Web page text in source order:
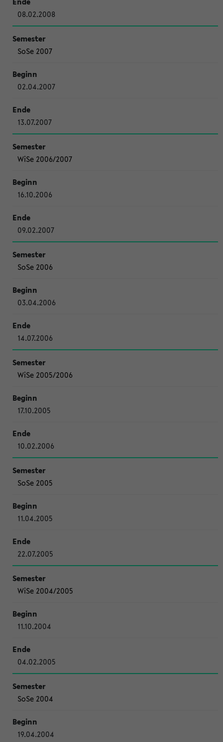
08.02.2008
SoSe 2007
02.04.2007
13.07.2007
WiSe 2006/2007
16.10.2006
09.02.2007
SoSe 2006
03.04.2006
14.07.2006
WiSe 2005/2006
17.10.2005
10.02.2006
SoSe 2005
11.04.2005
22.07.2005
WiSe 2004/2005
11.10.2004
04.02.2005
SoSe 2004
19.04.2004